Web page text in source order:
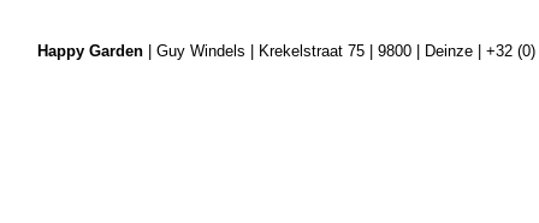
Happy Garden| Guy Windels | Krekelstraat 75 | 9800 | Deinze | +32